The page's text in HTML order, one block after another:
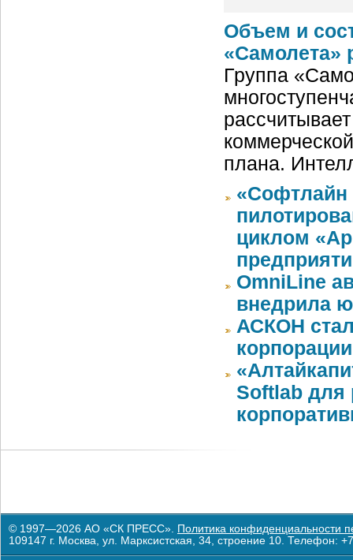
Объем и
«Самолета»
Группа
плана.
«Софтлайн
циклом
OmniLine
внедрила
АСКОН
Softlab для
© 1997—2026 АО «СК ПРЕСС». Политика конфиденциальности
109147 г. Москва, ул. Марксистская, 34, строение 10. Телефон: